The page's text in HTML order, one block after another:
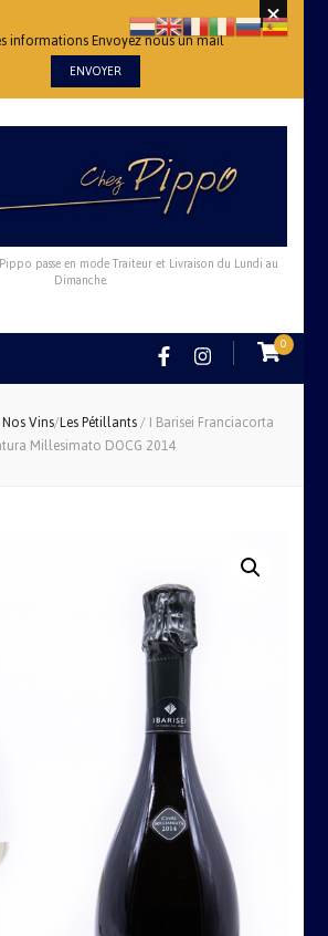
informations Envoyez nous un mail
ENVOYER
passe en mode Traiteur et Livraison du Lundi au
Dimanche.
0
Nos Vins/Les Pétillants/I Barisei Franciacorta
Millesimato DOCG 2014